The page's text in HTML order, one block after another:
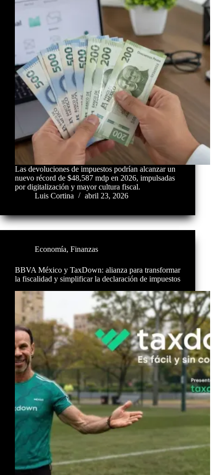
Las devoluciones de impuestos podrían alcanzar un
nuevo récord de $48,587 mdp en 2026, impulsadas
por digitalización y mayor cultura fiscal.
Luis Cortina
abril 23, 2026
Economía, Finanzas
BBVA México y TaxDown: alianza para transformar
la fiscalidad y simplificar la declaración de impuestos